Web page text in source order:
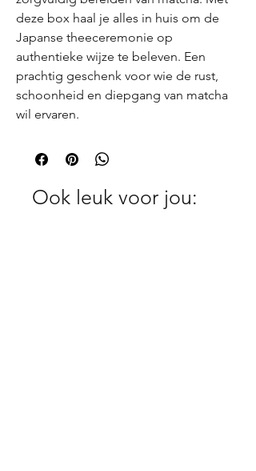
deze box haal je alles in huis om de
Japanse theeceremonie op
authentieke wijze te beleven. Een
prachtig geschenk voor wie de rust,
schoonheid en diepgang van matcha
wil ervaren.
Ook leuk voor jou: